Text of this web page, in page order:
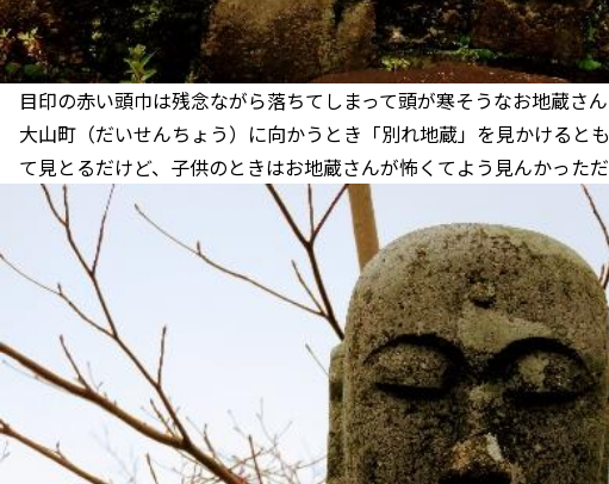
目印の赤い頭巾は残念ながら落ちてしまって頭が寒そうなお地蔵さん
大山町（だいせんちょう）に向かうとき「別れ地蔵」を見かけると
て見とるだけど、子供のときはお地蔵さんが怖くてよう見んかっただ